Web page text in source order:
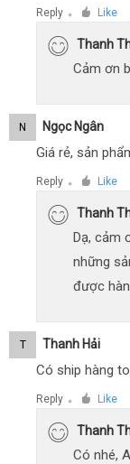
Reply ● Like
Thanh
Cảm ơn
N Ngọc Ngân
Giá rẻ, sản
Reply ● Like
Thanh
Dạ, cảm
những
được
T Thanh Hải
Có ship hàng
Reply ● Like
Thanh
Có nhé,